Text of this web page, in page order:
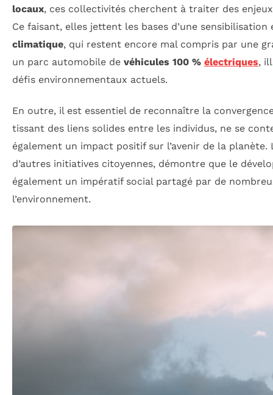
locaux, ces collectivités cherchent à traiter des
Ce faisant, elles jettent les bases d’une
climatique, qui restent encore mal compris par une
un parc automobile de véhicules 100 % électriques,
défis environnementaux actuels.
En outre, il est essentiel de reconnaître la
tissant des liens solides entre les individus, ne se
également un impact positif sur l’avenir de la
d’autres initiatives citoyennes, démontre que le
également un impératif social partagé par de
l’environnement.